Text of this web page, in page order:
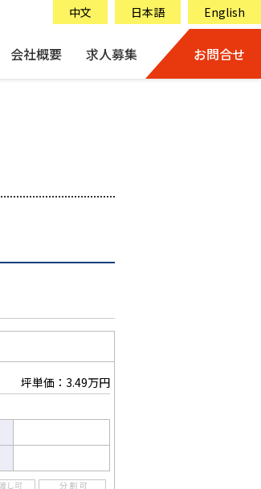
中文 日本語 English
会社概要 求人募集 お問合せ
坪単価：3.49万円